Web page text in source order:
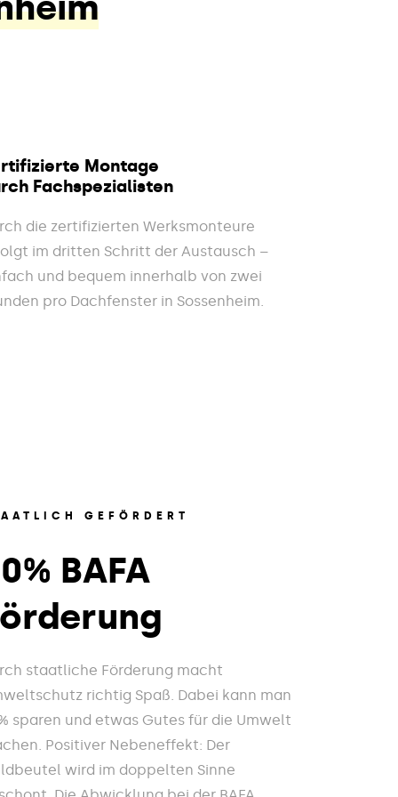
Montage
Fachspezialisten
die zertifizierten Werksmonteure
im dritten Schritt der Austausch –
und bequem innerhalb von zwei
pro Dachfenster in Sossenheim.
GEFÖRDERT
BAFA
staatliche Förderung macht
richtig Spaß. Dabei kann man
sparen und etwas Gutes für die Umwelt
Positiver Nebeneffekt: Der
wird im doppelten Sinne